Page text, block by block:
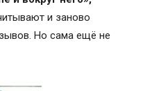
и заново
Но сама ещё не